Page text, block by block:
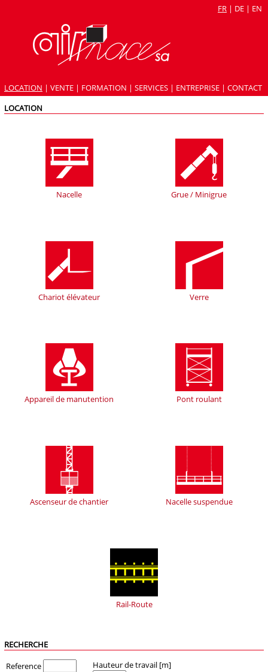
FR | DE | EN
LOCATION | VENTE | FORMATION | SERVICES | ENTREPRISE | CONTACT
LOCATION
Nacelle Grue / Minigrue
Chariot élévateur Verre
Appareil de manutention Pont roulant
Ascenseur de chantier Nacelle suspendue
Rail-Route
RECHERCHE
Reference
Hauteur de travail [m]